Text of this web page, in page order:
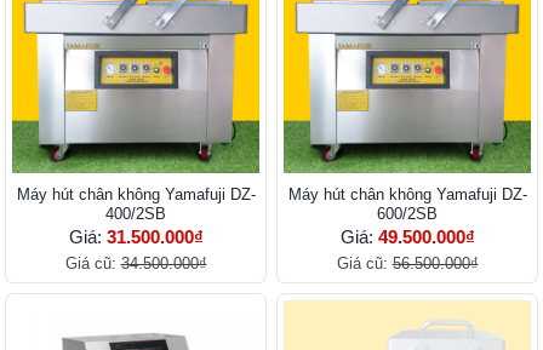
Máy hút chân không Yamafuji DZ-
400/2SB
Giá: 31.500.000₫
Giá cũ:34.500.000₫
Máy hút chân không Yamafuji DZ-
600/2SB
Giá: 49.500.000₫
Giá cũ:56.500.000₫